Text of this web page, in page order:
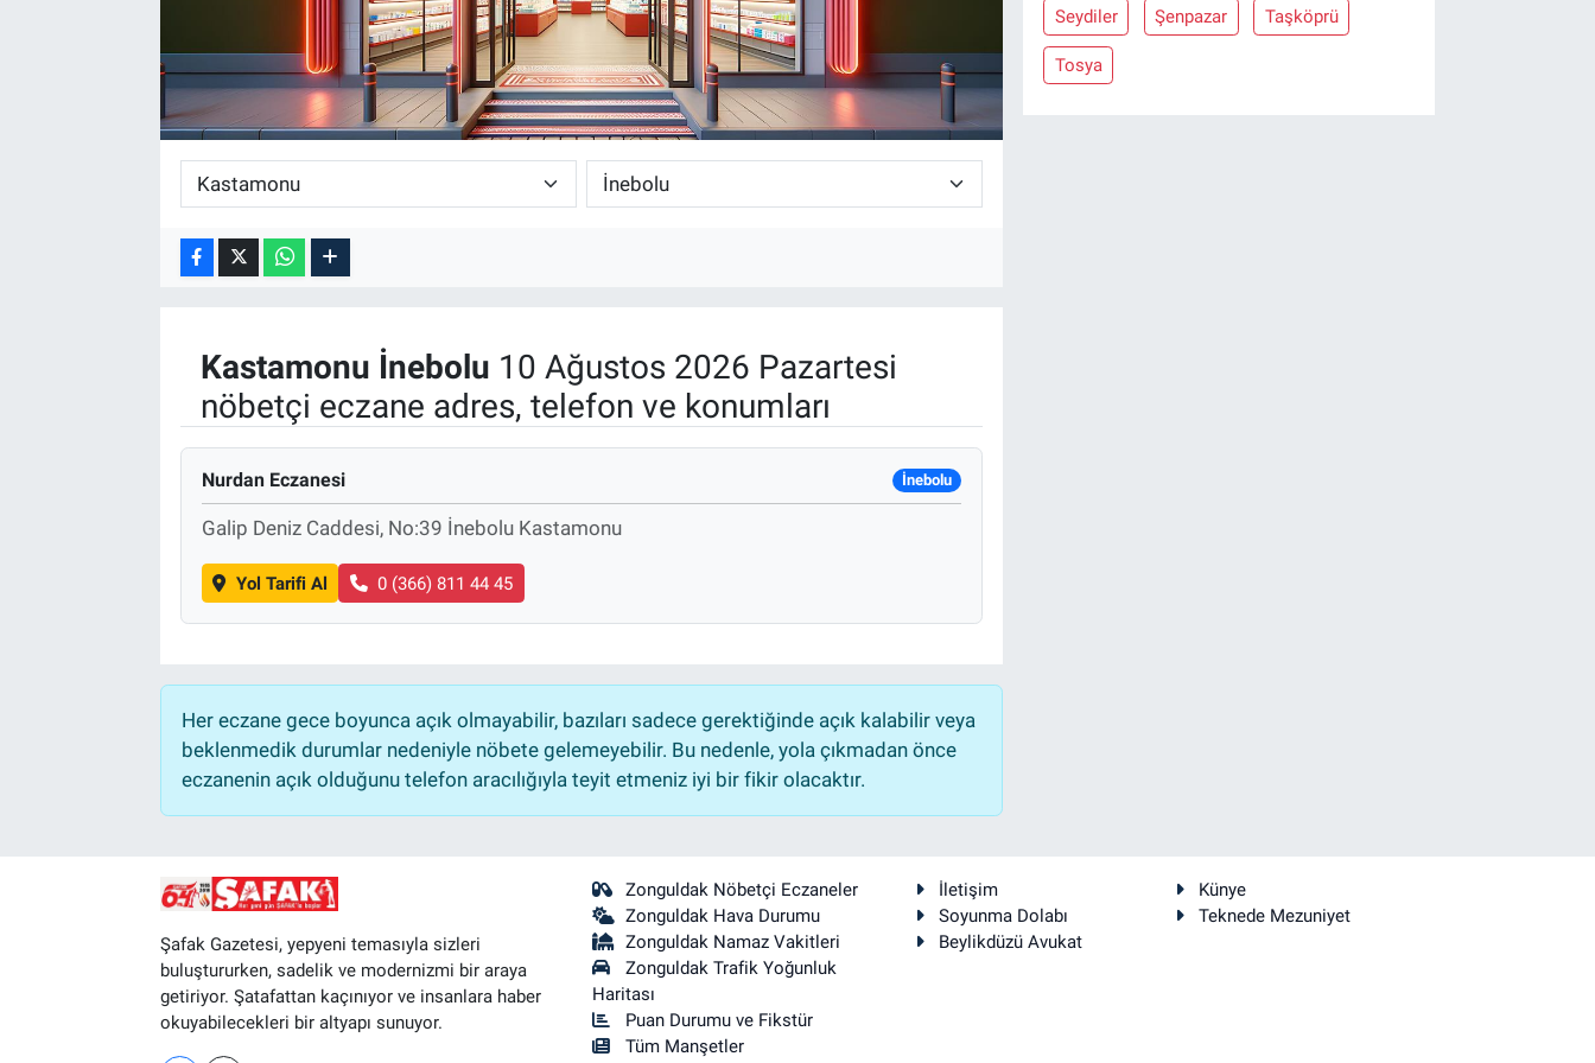
Kastamonu İnebolu 10 Ağustos 2026 Pazartesi
nöbetçi eczane adres, telefon ve konumları
Nurdan Eczanesi İnebolu
Galip Deniz Caddesi, No:39 İnebolu Kastamonu
Yol Tarifi Al 0 (366) 811 44 45
Her eczane gece boyunca açık olmayabilir, bazıları sadece gerektiğinde açık kalabilir veya
beklenmedik durumlar nedeniyle nöbete gelemeyebilir. Bu nedenle, yola çıkmadan önce
eczanenin açık olduğunu telefon aracılığıyla teyit etmeniz iyi bir fikir olacaktır.
Seydiler Şenpazar Taşköprü
Tosya
Şafak Gazetesi, yepyeni temasıyla sizleri
buluştururken, sadelik ve modernizmi bir araya
getiriyor. Şatafattan kaçınıyor ve insanlara haber
okuyabilecekleri bir altyapı sunuyor.
Zonguldak Nöbetçi Eczaneler
Zonguldak Hava Durumu
Zonguldak Namaz Vakitleri
Zonguldak Trafik Yoğunluk
Haritası
Puan Durumu ve Fikstür
Tüm Manşetler
İletişim
Künye
Soyunma Dolabı
Teknede Mezuniyet
Beylikdüzü Avukat